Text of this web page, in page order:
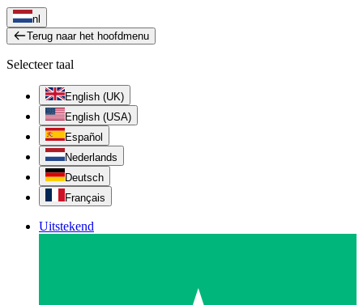
nl
Terug naar het hoofdmenu
Selecteer taal
English (UK)
English (USA)
Español
Nederlands
Deutsch
Français
Uitstekend